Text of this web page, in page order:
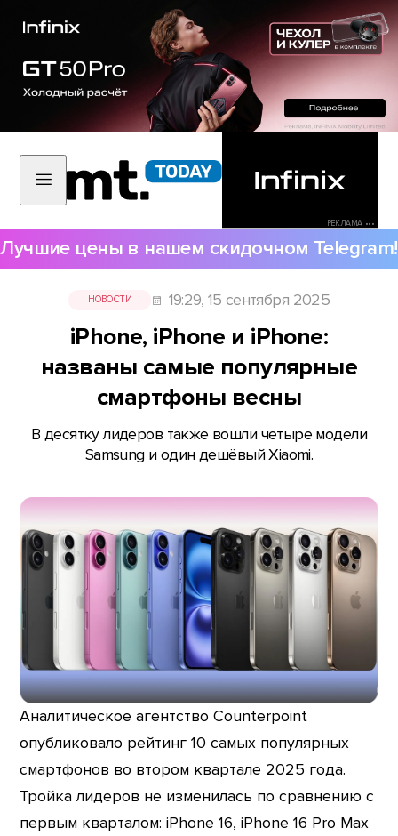
РЕКЛАМА •••
Лучшие цены в нашем скидочном Telegram!
НОВОСТИ 19:29, 15 сентября 2025
iPhone, iPhone и iPhone:
названы самые популярные
смартфоны весны
В десятку лидеров также вошли четыре модели
Samsung и один дешёвый Xiaomi.
Аналитическое агентство Counterpoint
опубликовало рейтинг 10 самых популярных
смартфонов во втором квартале 2025 года.
Тройка лидеров не изменилась по сравнению с
первым кварталом: iPhone 16, iPhone 16 Pro Max